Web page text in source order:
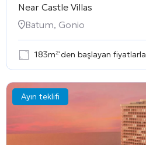
Near Castle Villas
Batum, Gonio
183m²'den başlayan fiyatlarla
Ayın teklifi